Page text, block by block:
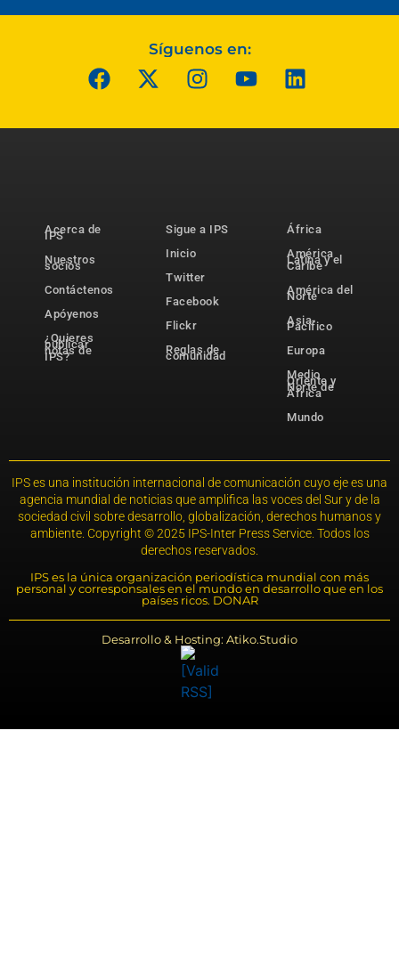
Síguenos en:
Acerca de
IPS
Nuestros
socios
Contáctenos
Apóyenos
¿Quieres
publicar
notas de
IPS?
Sigue a IPS
Inicio
Twitter
Facebook
Flickr
Reglas de
comunidad
África
América
Latina y el
Caribe
América del
Norte
Asia-
Pacífico
Europa
Medio
Oriente y
Norte de
África
Mundo
IPS es una institución internacional de comunicación cuyo eje es una
agencia mundial de noticias que amplifica las voces del Sur y de la
sociedad civil sobre desarrollo, globalización, derechos humanos y
ambiente. Copyright © 2025 IPS-Inter Press Service. Todos los
derechos reservados.
IPS es la única organización periodística mundial con más
personal y corresponsales en el mundo en desarrollo que en los
países ricos. DONAR
Desarrollo & Hosting: Atiko.Studio